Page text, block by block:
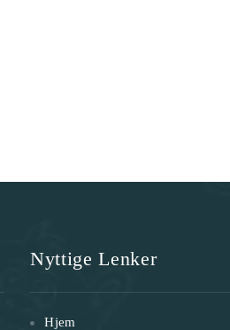
Nyttige Lenker
Hjem